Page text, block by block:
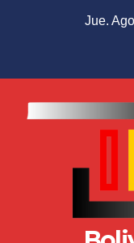
Jue.